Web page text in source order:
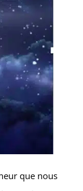
que nous